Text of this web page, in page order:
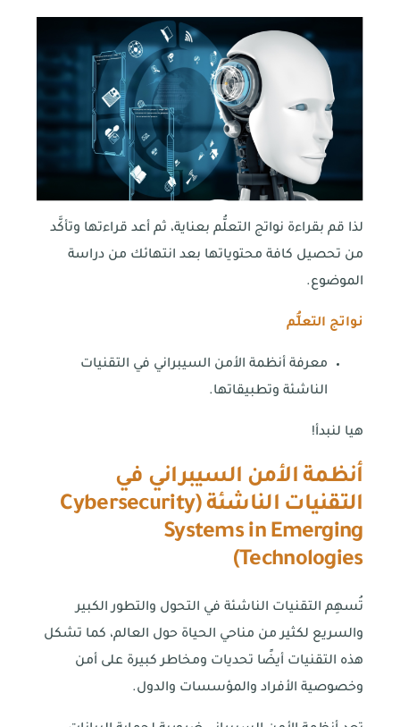
لذا قم بقراءة نواتج التعلُّم بعناية، ثم أعد قراءتها وتأكَّد
من تحصيل كافة محتوياتها بعد انتهائك من دراسة
الموضوع.
نواتج التعلُّم
معرفة أنظمة الأمن السيبراني في التقنيات
الناشئة وتطبيقاتها.
هيا لنبدأ!
أنظمة الأمن السيبراني في
التقنيات الناشئة (Cybersecurity
Systems in Emerging
Technologies
)
تُسهِم التقنيات الناشئة في التحول والتطور الكبير
والسريع لكثير من مناحي الحياة حول العالم، كما تشكل
هذه التقنيات أيضًا تحديات ومخاطر كبيرة على أمن
وخصوصية الأفراد والمؤسسات والدول.